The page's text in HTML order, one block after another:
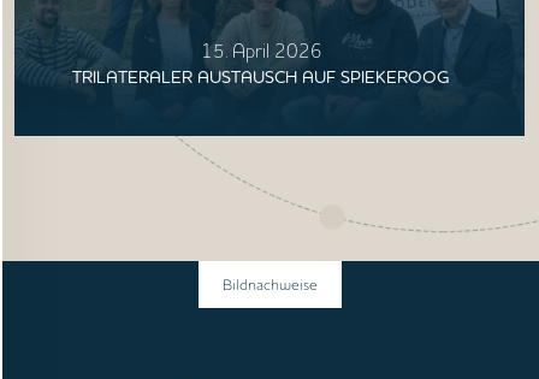
15. April 2026
TRILATERALER AUSTAUSCH AUF SPIEKEROOG
Bildnachweise